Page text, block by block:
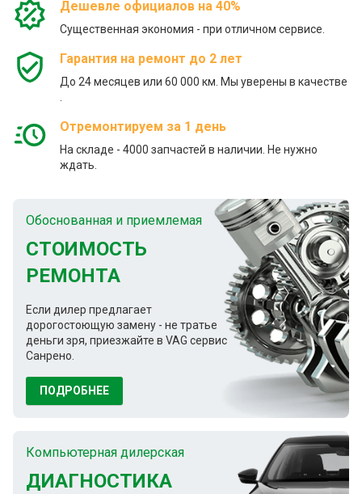
Дешевле официалов на 40%
Существенная экономия - при отличном сервисе.
Гарантия на ремонт до 2 лет
До 24 месяцев или 60 000 км. Мы уверены в качестве
.
Отремонтируем за 1 день
На складе - 4000 запчастей в наличии. Не нужно
ждать.
Обоснованная и приемлемая
СТОИМОСТЬ
РЕМОНТА
Если дилер предлагает
дорогостоющую замену - не тратье
деньги зря, приезжайте в VAG сервис
Санрено.
ПОДРОБНЕЕ
Компьютерная дилерская
ДИАГНОСТИКА